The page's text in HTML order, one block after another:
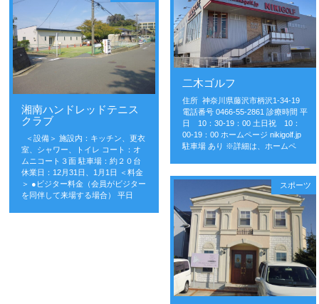
二木ゴルフ
住所 神奈川県藤沢市柄沢1-34-19
電話番号 0466-55-2861 診療時間 平
日 10：30-19：00 土日祝 10：
00-19：00 ホームページ nikigolf.jp
駐車場 あり ※詳細は、ホームペ
湘南ハンドレッドテニス
クラブ
＜設備＞ 施設内：キッチン、更衣
室、シャワー、トイレ コート：オ
ムニコート３面 駐車場：約２０台
休業日：12月31日、1月1日 ＜料金
＞ ●ビジター料金（会員がビジター
を同伴して来場する場合） 平日
スポーツ